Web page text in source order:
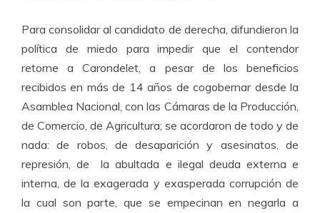
Para consolidar al candidato de derecha, difundieron la
política de miedo para impedir que el contendor
retorne a Carondelet, a pesar de los beneficios
recibidos en más de 14 años de cogobernar desde la
Asamblea Nacional, con las Cámaras de la Producción,
de Comercio, de Agricultura; se acordaron de todo y de
nada: de robos, de desaparición y asesinatos, de
represión, de la abultada e ilegal deuda externa e
interna, de la exagerada y exasperada corrupción de
la cual son parte, que se empecinan en negarla a